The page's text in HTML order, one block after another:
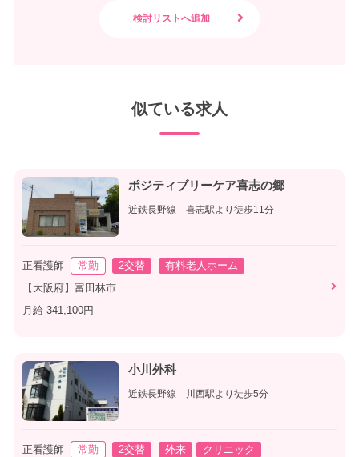
似ている求人
ポジティブリーケア喜志の郷
近鉄長野線 喜志駅より徒歩11分
正看護師 常勤 2交替
有料老人ホーム
【大阪府】富田林市
月給 341,100円
小川外科
近鉄長野線 川西駅より徒歩5分
正看護師 常勤 2交替 外来
クリニック